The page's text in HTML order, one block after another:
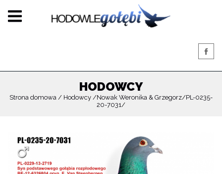
HODOWCY
Strona domowa Hodowcy Nowak Weronika & Grzegorz PL-0235-
20-7031